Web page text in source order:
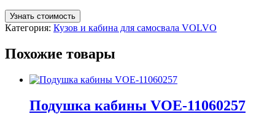
Узнать стоимость
Категория: Кузов и кабина для самосвала VOLVO
Похожие товары
Подушка кабины VOE-11060257